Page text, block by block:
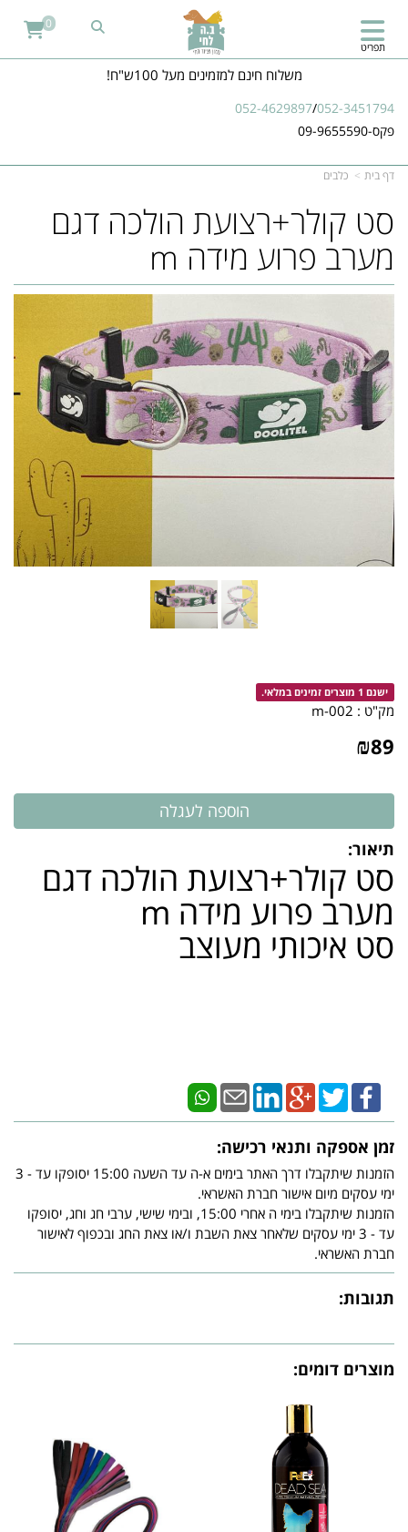
משלוח חינם למזמינים מעל 100ש"ח!
052-4629897/052-3451794
פקס-09-9655590
תפריט
0
דף בית כלבים
סט קולר+רצועת הולכה דגם
מערב פרוע מידה m
ישנם 1 מוצרים זמינים במלאי.
מק"ט : 002-m
₪89
תיאור:
סט קולר+רצועת הולכה דגם
מערב פרוע מידה m
סט איכותי מעוצב
זמן אספקה ותנאי רכישה:
הזמנות שיתקבלו דרך האתר בימים א-ה עד השעה 15:00 יסופקו עד - 3
ימי עסקים מיום אישור חברת האשראי.
הזמנות שיתקבלו בימי ה אחרי 15:00, ובימי שישי, ערבי חג וחג, יסופקו
עד - 3 ימי עסקים שלאחר צאת השבת ו/או צאת החג ובכפוף לאישור
חברת האשראי.
תגובות:
מוצרים דומים: